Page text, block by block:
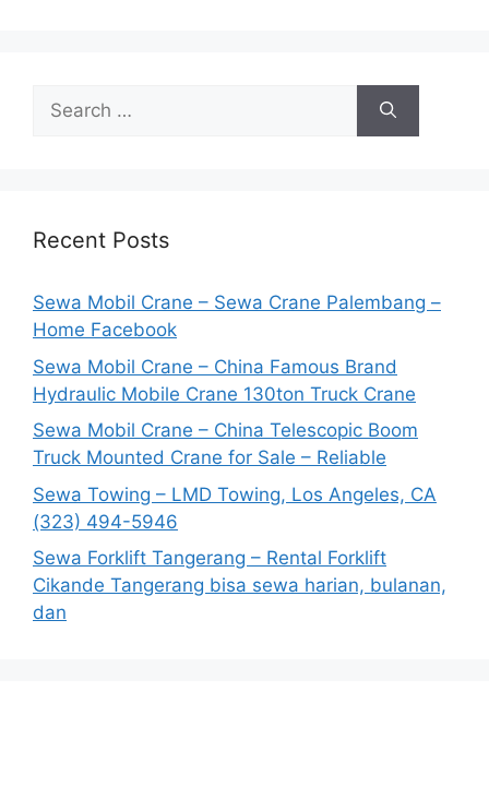
Search
for:
Recent Posts
Sewa Mobil Crane – Sewa Crane Palembang –
Home Facebook
Sewa Mobil Crane – China Famous Brand
Hydraulic Mobile Crane 130ton Truck Crane
Sewa Mobil Crane – China Telescopic Boom
Truck Mounted Crane for Sale – Reliable
Sewa Towing – LMD Towing, Los Angeles, CA
(323) 494-5946
Sewa Forklift Tangerang – Rental Forklift
Cikande Tangerang bisa sewa harian, bulanan,
dan